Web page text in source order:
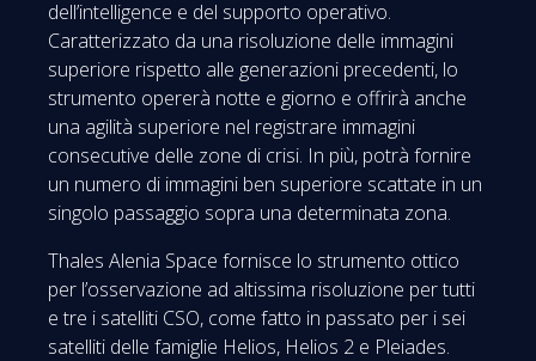
dell’intelligence e del supporto operativo.
Caratterizzato da una risoluzione delle immagini
superiore rispetto alle generazioni precedenti, lo
strumento opererà notte e giorno e offrirà anche
una agilità superiore nel registrare immagini
consecutive delle zone di crisi. In più, potrà fornire
un numero di immagini ben superiore scattate in un
singolo passaggio sopra una determinata zona.
Thales Alenia Space fornisce lo strumento ottico
per l’osservazione ad altissima risoluzione per tutti
e tre i satelliti CSO, come fatto in passato per i sei
satelliti delle famiglie Helios, Helios 2 e Pleiades.